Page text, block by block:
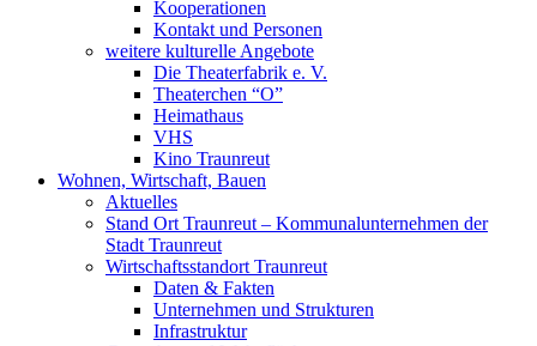
Kooperationen
Kontakt und Personen
weitere kulturelle Angebote
Die Theaterfabrik e. V.
Theaterchen “O”
Heimathaus
VHS
Kino Traunreut
Wohnen, Wirtschaft, Bauen
Aktuelles
Stand Ort Traunreut – Kommunalunternehmen der
Stadt Traunreut
Wirtschaftsstandort Traunreut
Daten & Fakten
Unternehmen und Strukturen
Infrastruktur